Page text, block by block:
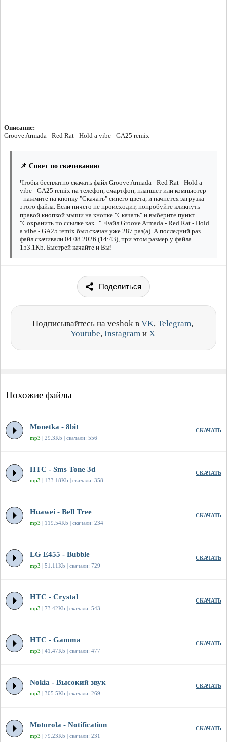
Описание:
Groove Armada - Red Rat - Hold a vibe - GA25 remix
📌 Совет по скачиванию
Чтобы бесплатно скачать файл Groove Armada - Red Rat - Hold a
vibe - GA25 remix на телефон, смартфон, планшет или компьютер
- нажмите на кнопку "Скачать" синего цвета, и начнется загрузка
этого файла. Если ничего не происходит, попробуйте кликнуть
правой кнопкой мыши на кнопке "Скачать" и выберите пункт
"Сохранить по ссылке как...". Файл Groove Armada - Red Rat - Hold
a vibe - GA25 remix был скачан уже 287 раз(а). А последний раз
файл скачивали 04.08.2026 (14:43), при этом размер у файла
153.1Kb. Быстрей качайте и Вы!
Поделиться
Подписывайтесь на veshok в VK, Telegram,
Youtube, Instagram и X
Похожие файлы
Monetka - 8bit
mp3 | 29.3Kb | скачали: 556
СКАЧАТЬ
HTC - Sms Tone 3d
mp3 | 133.18Kb | скачали: 358
СКАЧАТЬ
Huawei - Bell Tree
mp3 | 119.54Kb | скачали: 234
СКАЧАТЬ
LG E455 - Bubble
mp3 | 51.11Kb | скачали: 729
СКАЧАТЬ
HTC - Crystal
mp3 | 73.42Kb | скачали: 543
СКАЧАТЬ
HTC - Gamma
mp3 | 41.47Kb | скачали: 477
СКАЧАТЬ
Nokia - Высокий звук
mp3 | 305.5Kb | скачали: 269
СКАЧАТЬ
Motorola - Notification
mp3 | 79.23Kb | скачали: 231
СКАЧАТЬ